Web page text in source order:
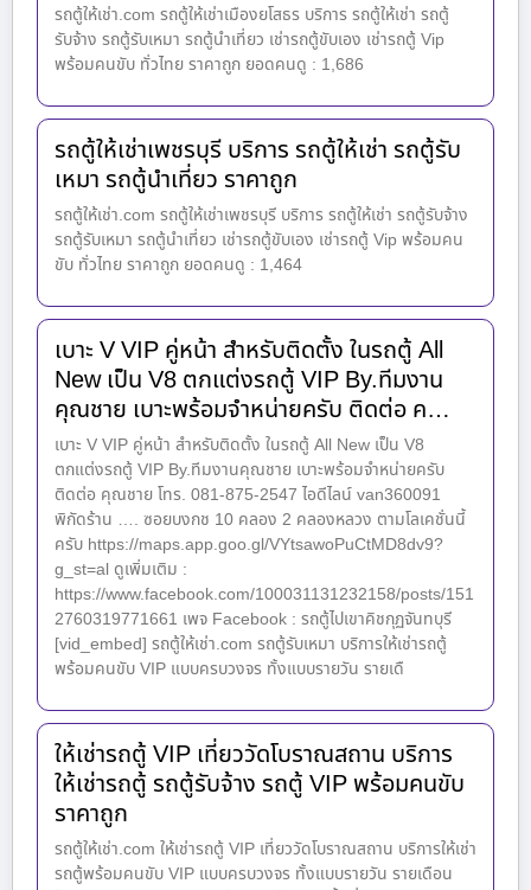
รถตู้ให้เช่า.com รถตู้ให้เช่าเมืองยโสธร บริการ รถตู้ให้เช่า รถตู้
รับจ้าง รถตู้รับเหมา รถตู้นำเที่ยว เช่ารถตู้ขับเอง เช่ารถตู้ Vip
พร้อมคนขับ ทั่วไทย ราคาถูก ยอดคนดู : 1,686
รถตู้ให้เช่าเพชรบุรี บริการ รถตู้ให้เช่า รถตู้รับ
เหมา รถตู้นำเที่ยว ราคาถูก
รถตู้ให้เช่า.com รถตู้ให้เช่าเพชรบุรี บริการ รถตู้ให้เช่า รถตู้รับจ้าง
รถตู้รับเหมา รถตู้นำเที่ยว เช่ารถตู้ขับเอง เช่ารถตู้ Vip พร้อมคน
ขับ ทั่วไทย ราคาถูก ยอดคนดู : 1,464
เบาะ V VIP คู่หน้า สำหรับติดตั้ง ในรถตู้ All
New เป็น V8 ตกแต่งรถตู้ VIP By.ทีมงาน
คุณชาย เบาะพร้อมจำหน่ายครับ ติดต่อ ค…
เบาะ V VIP คู่หน้า สำหรับติดตั้ง ในรถตู้ All New เป็น V8
ตกแต่งรถตู้ VIP By.ทีมงานคุณชาย เบาะพร้อมจำหน่ายครับ
ติดต่อ คุณชาย โทร. 081-875-2547 ไอดีไลน์ van360091
พิกัดร้าน …. ซอยบงกช 10 คลอง 2 คลองหลวง ตามโลเคชั่นนี้
ครับ https://maps.app.goo.gl/VYtsawoPuCtMD8dv9?
g_st=al ดูเพิ่มเติม :
https://www.facebook.com/100031131232158/posts/151
2760319771661 เพจ Facebook : รถตู้ไปเขาคิชกุฏจันทบุรี
[vid_embed] รถตู้ให้เช่า.com รถตู้รับเหมา บริการให้เช่ารถตู้
พร้อมคนขับ VIP แบบครบวงจร ทั้งแบบรายวัน รายเดื
ให้เช่ารถตู้ VIP เที่ยววัดโบราณสถาน บริการ
ให้เช่ารถตู้ รถตู้รับจ้าง รถตู้ VIP พร้อมคนขับ
ราคาถูก
รถตู้ให้เช่า.com ให้เช่ารถตู้ VIP เที่ยววัดโบราณสถาน บริการให้เช่า
รถตู้พร้อมคนขับ VIP แบบครบวงจร ทั้งแบบรายวัน รายเดือน